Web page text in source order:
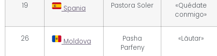
19 Spania Pastora Soler
«Quédate
conmigo»
26 Moldova
Pasha
Parfeny
«Lăutar»